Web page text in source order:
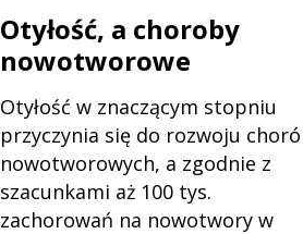
Otyłość, a choroby
nowotworowe
Otyłość w znaczącym stopniu
przyczynia się do rozwoju
nowotworowych, a zgodnie z
szacunkami aż 100 tys.
zachorowań na nowotwory w